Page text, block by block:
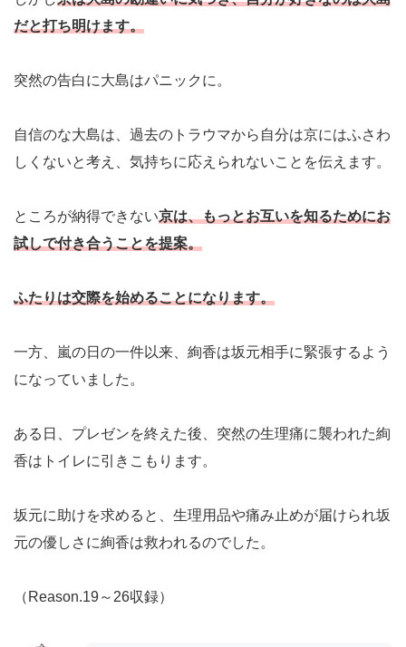
だと打ち明けます。
突然の告白に大島はパニックに。
自信のな大島は、過去のトラウマから自分は京にはふさわ
しくないと考え、気持ちに応えられないことを伝えます。
ところが納得できない京は、もっとお互いを知るためにお
試しで付き合うことを提案。
ふたりは交際を始めることになります。
一方、嵐の日の一件以来、絢香は坂元相手に緊張するよう
になっていました。
ある日、プレゼンを終えた後、突然の生理痛に襲われた絢
香はトイレに引きこもります。
坂元に助けを求めると、生理用品や痛み止めが届けられ坂
元の優しさに絢香は救われるのでした。
（Reason.19～26収録）